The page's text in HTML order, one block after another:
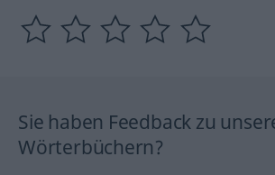
Sie haben Feedback zu
Wörterbüchern?